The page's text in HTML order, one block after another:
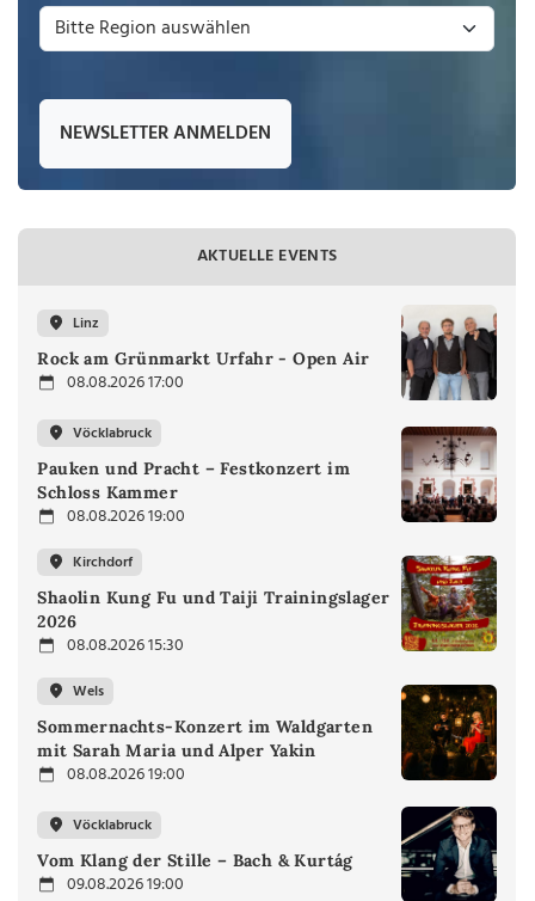
NEWSLETTER ANMELDEN
AKTUELLE EVENTS
Linz
Rock am Grünmarkt Urfahr - Open Air
08.08.2026 17:00
Vöcklabruck
Pauken und Pracht – Festkonzert im
Schloss Kammer
08.08.2026 19:00
Kirchdorf
Shaolin Kung Fu und Taiji Trainingslager
2026
08.08.2026 15:30
Wels
Sommernachts-Konzert im Waldgarten
mit Sarah Maria und Alper Yakin
08.08.2026 19:00
Vöcklabruck
Vom Klang der Stille – Bach & Kurtág
09.08.2026 19:00